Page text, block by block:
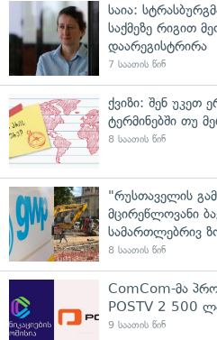
საია:
საქმეზე რიგით
დაარეგისტრირა
7 საათის წინ
ქვიზი: შენ უკეთ
ტერმინებში თუ
8 საათის წინ
"რუსთაველის
მცირეწლოვანი
სამართლებრივ
8 საათის წინ
ComCom-მა
POSTV 2 500
9 საათის წინ